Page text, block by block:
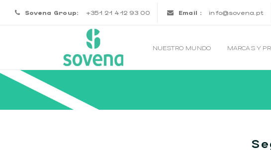
Sovena Group: +351 21 412 93 00 Email : info@sovena.pt
NUESTRO MUNDO MARCAS Y